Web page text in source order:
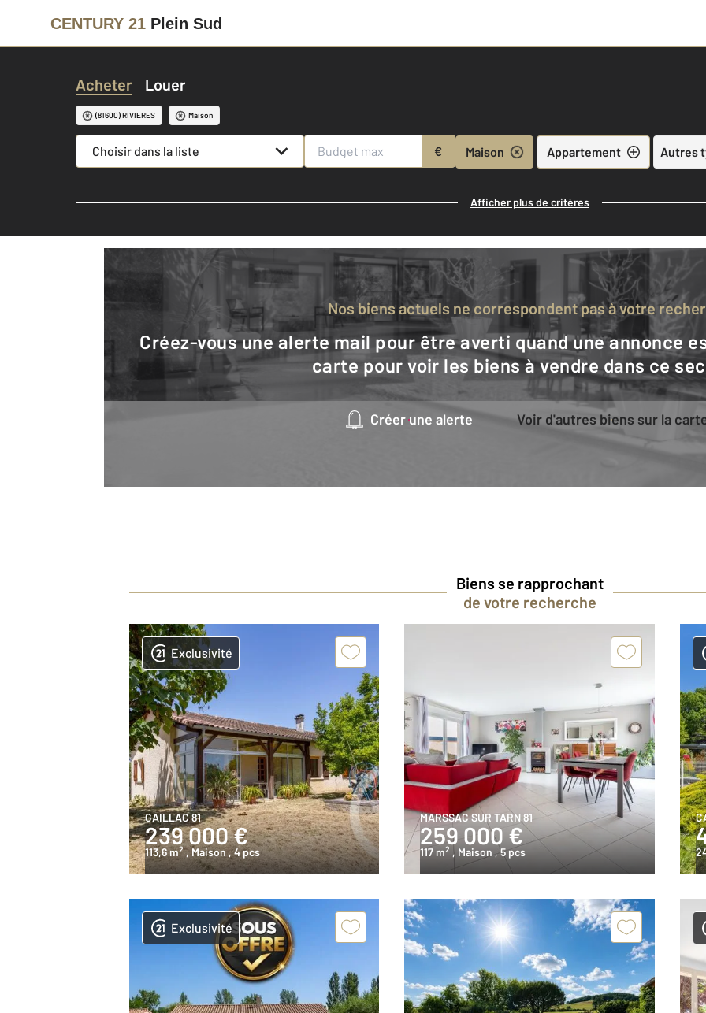
CENTURY 21 Plein Sud
Acheter Louer
(81600) RIVIERES Maison
Choisir dans la liste € Maison Appartement Autres
Afficher plus de critères
Nos biens actuels ne correspondent pas à votre
Créez-vous une alerte mail pour être averti quand une annonce est en ligne et consultez la
carte pour voir les biens à vendre dans ce
Créer une alerte Voir d'autres biens sur la
Biens se rapprochant
de votre recherche
Exclusivité
GAILLAC 81
239 000 €
113,6 m2 , Maison, 4 pcs
MARSSAC SUR TARN 81
259 000 €
117 m2 , Maison, 5 pcs
Exclusivité